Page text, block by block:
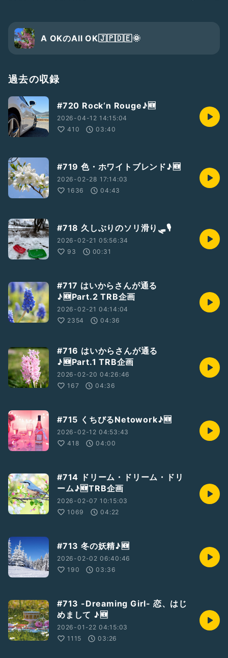
#著作権切れ #J.SBach #mennuet #AOK_Violin
#が〜やんTRB企画
A OKのAll OK🇯🇵🇩🇪🌞
過去の収録
#720 Rock‘n Rouge♪🆕
2026-04-12 14:15:04
410
03:40
#719 色・ホワイトブレンド♪🆕
2026-02-28 17:14:03
1636
04:43
#718 久しぶりのソリ滑り🛷🎙️
2026-02-21 05:56:34
93
00:31
#717 はいからさんが通る
♪🆕Part.2 TRB企画
2026-02-21 04:14:04
2354
04:36
#716 はいからさんが通る
♪🆕Part.1 TRB企画
2026-02-20 04:26:46
167
04:36
#715 くちびるNetowork♪🆕
2026-02-12 04:53:43
418
04:00
#714 ドリーム・ドリーム・ドリ
ーム♪🆕TRB企画
2026-02-07 10:15:03
1069
04:22
#713 冬の妖精♪🆕
2026-02-02 06:40:46
190
03:36
#713 -Dreaming Girl- 恋、はじ
めまして ♪🆕
2026-01-22 04:15:03
1115
03:26